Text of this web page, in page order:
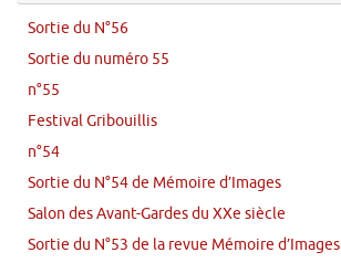
Sortie du N°56
Sortie du numéro 55
n°55
Festival Gribouillis
n°54
Sortie du N°54 de Mémoire d’Images
Salon des Avant-Gardes du XXe siècle
Sortie du N°53 de la revue Mémoire d’Images